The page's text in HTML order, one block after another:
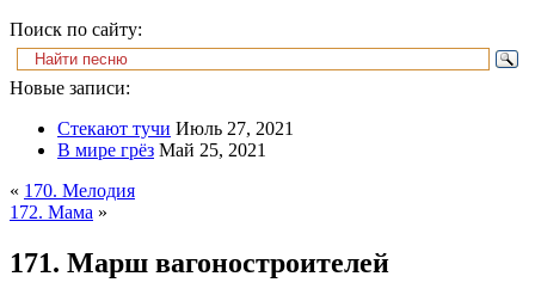
Поиск по сайту:
Новые записи:
Стекают тучи Июль 27, 2021
В мире грёз Май 25, 2021
« 170. Мелодия
172. Мама »
171. Марш вагоностроителей